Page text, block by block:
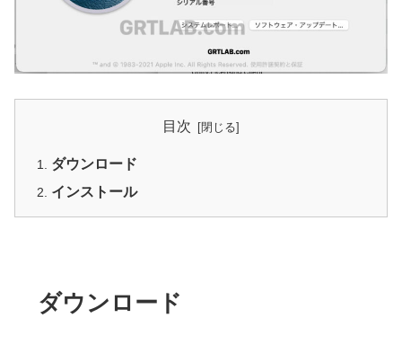
目次
ダウンロード
インストール
ダウンロード